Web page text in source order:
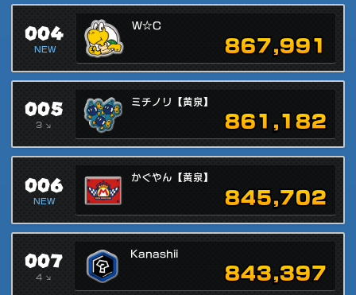
004
NEW
W☆C
867,991
005
3 ↘
ミチノリ【黄泉】
861,182
006
NEW
かぐやん【黄泉】
845,702
007
4 ↘
Kanashii
843,397